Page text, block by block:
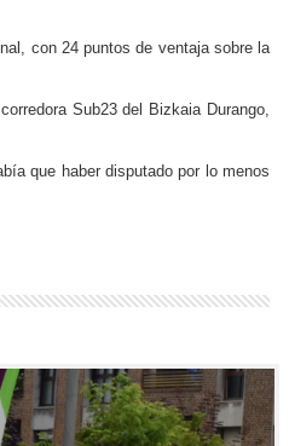
con 24 puntos de ventaja sobre la
Sub23 del Bizkaia Durango,
que haber disputado por lo menos